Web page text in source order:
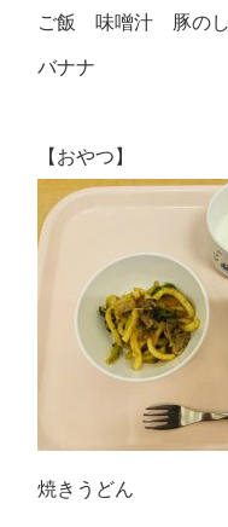
ご飯 味噌汁 豚の
バナナ
【おやつ】
焼きうどん